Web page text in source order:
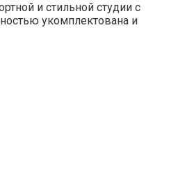
и стильной студии с
укомплектована и